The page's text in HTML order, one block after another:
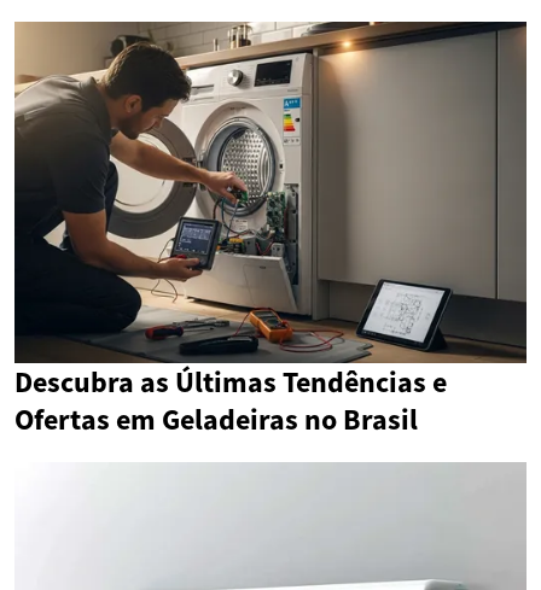
Descubra as Últimas Tendências e
Ofertas em Geladeiras no Brasil